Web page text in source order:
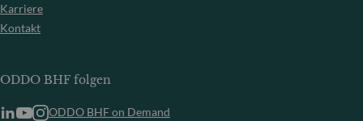
Karriere
Kontakt
ODDO BHF folgen
ODDO BHF on Demand